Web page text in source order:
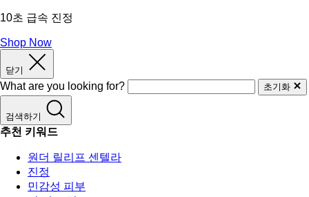
10초 급속 진정
Shop Now
닫기
What are you looking for? 초기화
검색하기
추천 키워드
원더 릴리프 센텔라
진정
민감성 피부